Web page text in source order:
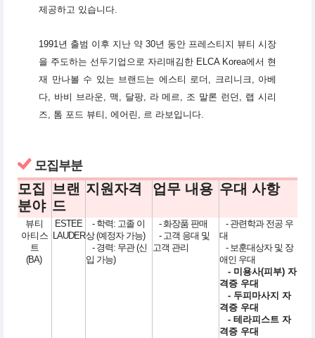
제공하고 있습니다.
1991년 출범 이후 지난 약 30년 동안 프레스티지 뷰티 시장
을 주도하는 선두기업으로 자리매김한 ELCA Korea에서 현
재 만나볼 수 있는 브랜드는 에스티 로더, 크리니크, 아베
다, 바비 브라운, 맥, 달팡, 라 메르, 조 말론 런던, 랩 시리
즈, 톰 포드 뷰티, 에어린, 르 라보입니다.
모집부분
모집
분야
브랜
드
지원자격 업무 내용 우대 사항
뷰티
아티스
트
(BA)
ESTEE
LAUDER
- 학력: 고졸 이
상 (예정자 가능)
- 경력: 무관 (신
입 가능)
- 화장품 판매
- 고객 응대 및
고객 관리
- 관련학과 전공 우
대
- 보훈대상자 및 장
애인 우대
- 미용사(피부) 자
격증 우대
- 두피마사지 자
격증 우대
- 테라피스트 자
격증 우대